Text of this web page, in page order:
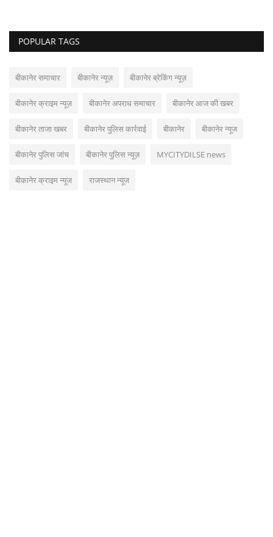
POPULAR TAGS
बीकानेर समाचार बीकानेर न्यूज़ बीकानेर ब्रेकिंग न्यूज़
बीकानेर क्राइम न्यूज़ बीकानेर अपराध समाचार बीकानेर आज की खबर
बीकानेर ताजा खबर बीकानेर पुलिस कार्रवाई बीकानेर बीकानेर न्यूज
बीकानेर पुलिस जांच बीकानेर पुलिस न्यूज़ MYCITYDILSE news
बीकानेर क्राइम न्यूज राजस्थान न्यूज